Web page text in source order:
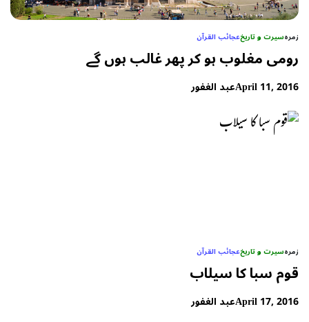
زمرہسیرت و تاریخعجائب القرآن
رومی مغلوب ہو کر پھر غالب ہوں گے
April 11, 2016عبد الغفور
زمرہسیرت و تاریخعجائب القرآن
قوم سبا کا سیلاب
April 17, 2016عبد الغفور